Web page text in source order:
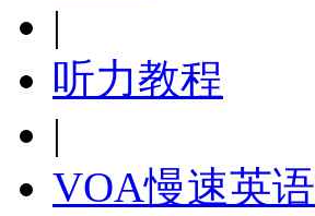
|
听力教程
|
VOA慢速英语